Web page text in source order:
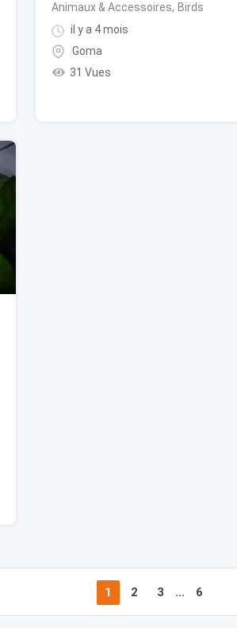
Animaux & Accessoires, Birds
il y a 4 mois
Goma
31 Vues
1 2 3 ... 6